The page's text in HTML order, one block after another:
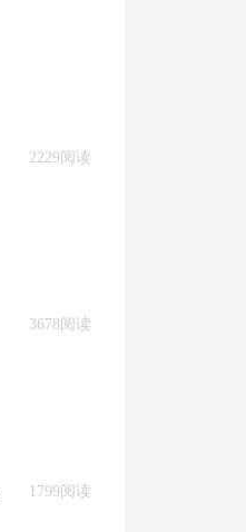
2229阅读
3678阅读
1799阅读